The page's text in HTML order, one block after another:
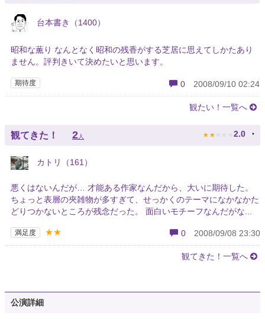
台本書き（1400）
昭和な薫り なんとなく昭和の残香がする芝居に思えてしかたあり
ません。評判きいて決めたいと思います。
期待度 0 2008/09/10 02:24
観たい！一覧へ
観てきた！ 2 人 ★ ★ ★ ★ ★ 2.0
カトリ（161）
悪くはないんだが… 才能ある作家なんだから、大いに期待した。
ちょっと表層の夾雑物が多すぎて、せっかくのテーマになかなかた
どりつかないところが残念だった。 面白いモチーフなんだがな...
満足度 ★★ 0 2008/09/08 23:30
観てきた！一覧へ
公演詳細